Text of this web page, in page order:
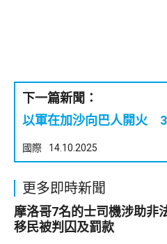
下一篇新聞：
以軍在加沙向巴人開火
國際 14.10.2025
更多即時新聞
摩洛哥7名的士司機涉助非
移民被判囚及罰款